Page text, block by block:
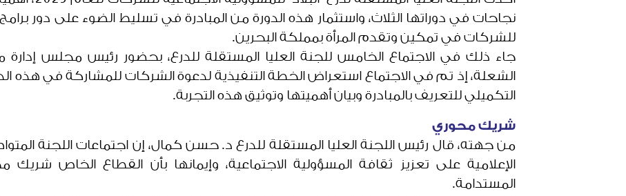
نجاحات في دوراتها الثلاث، واستثمار هذه الدورة من المبادرة في تسليط الضوء على دور
للشركات في تمكين وتقدم المرأة بمملكة البحرين.
جاء ذلك في الاجتماع الخامس للجنة العليا المستقلة للدرع، بحضور رئيس مجلس إدارة
الشعلة، إذ تم في الاجتماع استعراض الخطة التنفيذية لدعوة الشركات للمشاركة في هذه
التكميلي للتعريف بالمبادرة وبيان أهميتها وتوثيق هذه التجربة.
شريك محوري
من جهته، قال رئيس اللجنة العليا المستقلة للدرع د. حسن كمال، إن اجتماعات اللجنة
الإعلامية على تعزيز ثقافة المسؤولية الاجتماعية، وإيمانها بأن القطاع الخاص
المستدامة.